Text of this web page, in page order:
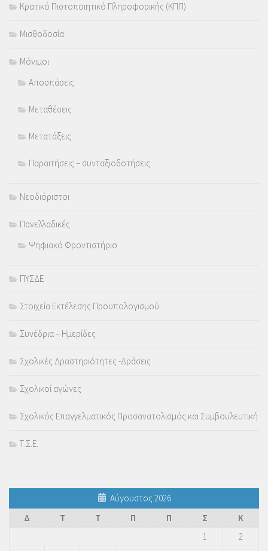
Κρατικό Πιστοποιητικό Πληροφορικής (ΚΠΠ)
Μισθοδοσία
Μόνιμοι
Αποσπάσεις
Μεταθέσεις
Μετατάξεις
Παραιτήσεις – συνταξιοδοτήσεις
Νεοδιόριστοι
Πανελλαδικές
Ψηφιακό Φροντιστήριο
ΠΥΣΔΕ
Στοιχεία Εκτέλεσης Προϋπολογισμού
Συνέδρια – Ημερίδες
Σχολικές Δραστηριότητες -Δράσεις
Σχολικοί αγώνες
Σχολικός Επαγγελματικός Προσανατολισμός και Συμβουλευτική
Τ.Σ.Ε.
Αύγουστος 2026
Δ
Τ Τ Π Π Σ
Κ
1
2